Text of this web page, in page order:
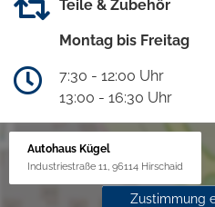
Teile & Zubehör
Montag bis Freitag
7:30 - 12:00 Uhr
13:00 - 16:30 Uhr
Autohaus Kügel
Industriestraße 11, 96114 Hirschaid
Zustimmung